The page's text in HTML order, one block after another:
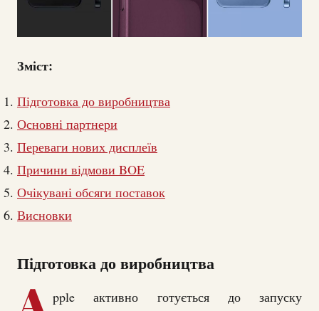
Зміст:
Підготовка до виробництва
Основні партнери
Переваги нових дисплеїв
Причини відмови BOE
Очікувані обсяги поставок
Висновки
Підготовка до виробництва
pple активно готується до запуску